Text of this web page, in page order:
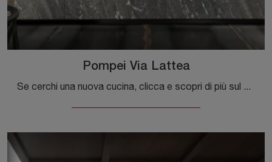
Pompei Via Lattea
Se cerchi una nuova cucina, clicca e scopri di più sul modello Pompei Via Lattea Scic.